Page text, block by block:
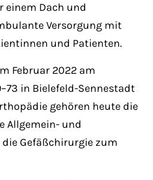
eget dolor. Aenean
penatibus et
quam felis, ultricies
einem Dach und
Versorgung mit
und Patienten.
Februar 2022 am
in Bielefeld-Sennestadt
gehören heute die
Allgemein- und
Gefäßchirurgie zum